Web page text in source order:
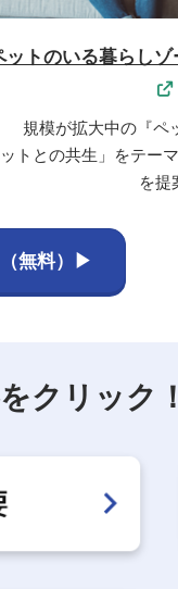
トのいる暮らしゾ
規模が拡大中の『ペ
ットとの共生」をテー
を提
無料）▶
クリック！